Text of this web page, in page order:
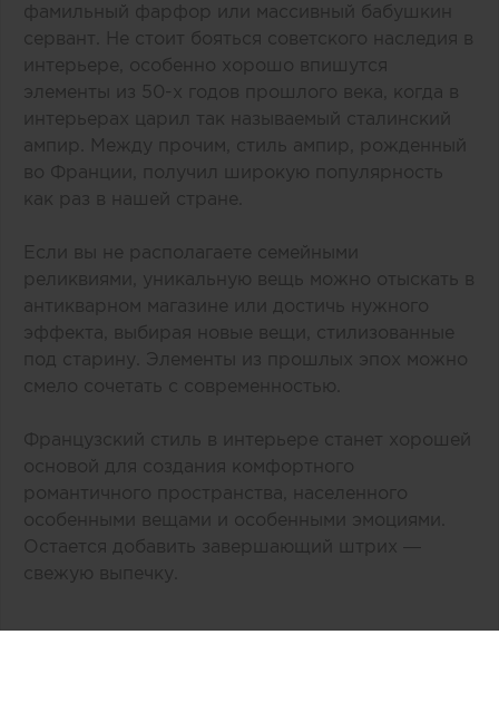
фамильный фарфор или массивный бабушкин
сервант. Не стоит бояться советского наследия в
интерьере, особенно хорошо впишутся
элементы из 50-х годов прошлого века, когда в
интерьерах царил так называемый сталинский
ампир. Между прочим, стиль ампир, рожденный
во Франции, получил широкую популярность
как раз в нашей стране.
Если вы не располагаете семейными
реликвиями, уникальную вещь можно отыскать в
антикварном магазине или достичь нужного
эффекта, выбирая новые вещи, стилизованные
под старину. Элементы из прошлых эпох можно
смело сочетать с современностью.
Французский стиль в интерьере станет хорошей
основой для создания комфортного
романтичного пространства, населенного
особенными вещами и особенными эмоциями.
Остается добавить завершающий штрих —
свежую выпечку.